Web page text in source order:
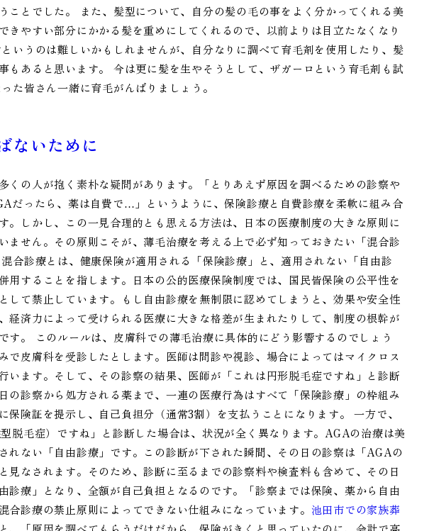
ことでした。 また、髪型について、自分の髪の毛の事をよく分かってくれる美
きやすい部分にかかる髪を重めにしてくれるので、以前よりは目立たなくなり
いうのは難しいかもしれませんが、自分なりに調べて育毛剤を使用したり、髪
もあると思います。 今は更に髪を生やそうとして、ザガーロという育毛剤も試
た皆さん一緒に育毛がんばりましょう。
ないために
くの人が抱く素朴な疑問があります。「とりあえず原因を調べるための診察や
だったら、薬は自費で…」というように、保険診療と自費診療を柔軟に組み合
。しかし、この一見合理的とも思える方法は、日本の医療制度の大きな原則に
ません。その原則こそが、薄毛治療を考える上で必ず知っておきたい「混合診
合診療とは、健康保険が適用される「保険診療」と、適用されない「自由診
用することを指します。日本の公的医療保険制度では、国民皆保険の公平性を
して禁止しています。もし自由診療を無制限に認めてしまうと、効果や安全性
経済力によって受けられる医療に大きな格差が生まれたりして、制度の根幹が
す。 このルールは、皮膚科での薄毛治療に具体的にどう影響するのでしょう
で皮膚科を受診したとします。医師は問診や視診、場合によってはマイクロス
います。そして、その診察の結果、医師が「これは円形脱毛症ですね」と診断
の診察から処方される薬まで、一連の医療行為はすべて「保険診療」の枠組み
保険証を提示し、自己負担分（通常3割）を支払うことになります。 一方で、
脱毛症）ですね」と診断した場合は、状況が全く異なります。AGAの治療は美
れない「自由診療」です。この診断が下された瞬間、その日の診察は「AGAの
見なされます。そのため、診断に至るまでの診察料や検査料も含めて、その日
診療」となり、全額が自己負担となるのです。「診察までは保険、薬から自由
合診療の禁止原則によってできない仕組みになっています。 池田市での家族葬